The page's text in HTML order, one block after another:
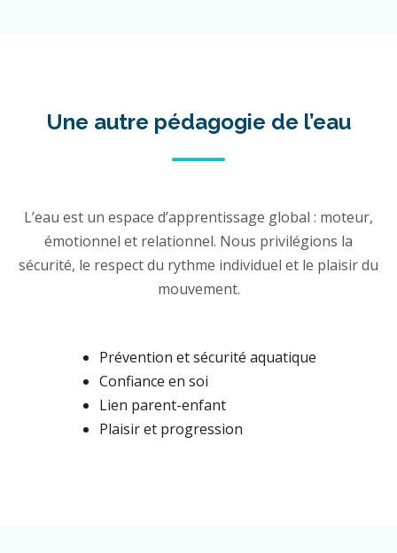
Une autre pédagogie de l’eau
L’eau est un espace d’apprentissage global : moteur,
émotionnel et relationnel. Nous privilégions la
sécurité, le respect du rythme individuel et le plaisir du
mouvement.
Prévention et sécurité aquatique
Confiance en soi
Lien parent-enfant
Plaisir et progression